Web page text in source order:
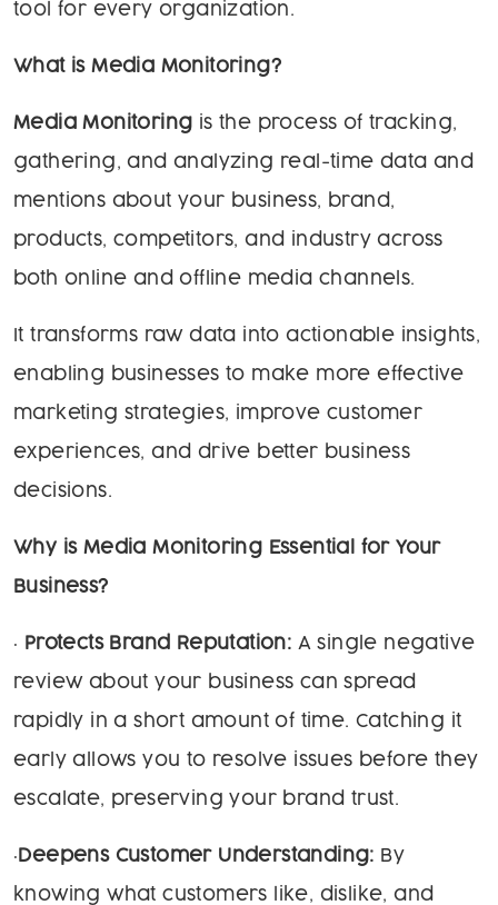
tool for every organization.
What is Media Monitoring?
Media Monitoring is the process of tracking,
gathering, and analyzing real-time data and
mentions about your business, brand,
products, competitors, and industry across
both online and offline media channels.
It transforms raw data into actionable insights,
enabling businesses to make more effective
marketing strategies, improve customer
experiences, and drive better business
decisions.
Why is Media Monitoring Essential for Your
Business?
• Protects Brand Reputation: A single negative
review about your business can spread
rapidly in a short amount of time. Catching it
early allows you to resolve issues before they
escalate, preserving your brand trust.
• Deepens Customer Understanding: By
knowing what customers like, dislike, and